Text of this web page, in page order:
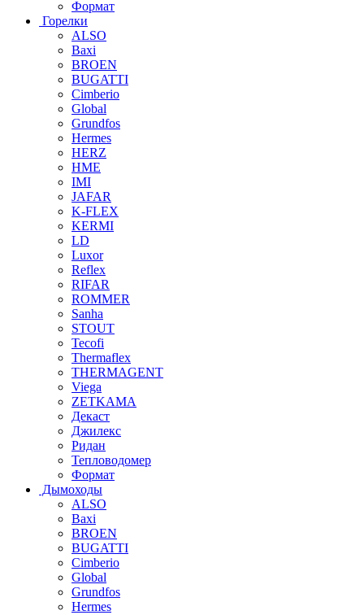
Формат
Горелки
ALSO
Baxi
BROEN
BUGATTI
Cimberio
Global
Grundfos
Hermes
HERZ
HME
IMI
JAFAR
K-FLEX
KERMI
LD
Luxor
Reflex
RIFAR
ROMMER
Sanha
STOUT
Tecofi
Thermaflex
THERMAGENT
Viega
ZETKAMA
Декаст
Джилекс
Ридан
Тепловодомер
Формат
Дымоходы
ALSO
Baxi
BROEN
BUGATTI
Cimberio
Global
Grundfos
Hermes